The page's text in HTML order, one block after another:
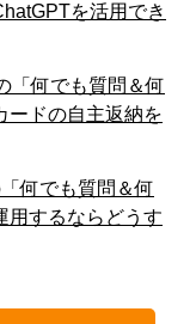
を活用でき
「何でも質問＆何
ドの自主返納を
何でも質問＆何
するならどうす